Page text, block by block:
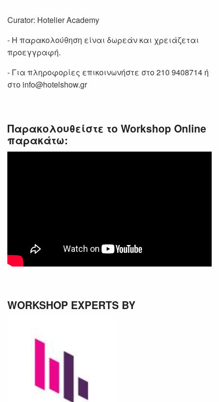
Curator: Hotelier Academy
- Η παρακολούθηση είναι δωρεάν και χρειάζεται
προεγγραφή.
- Για πληροφορίες επικοινωνήστε στο 210 9408714 ή
στο info@hotelshow.gr
Παρακολουθείστε το Workshop Online
παρακάτω:
WORKSHOP EXPERTS BY